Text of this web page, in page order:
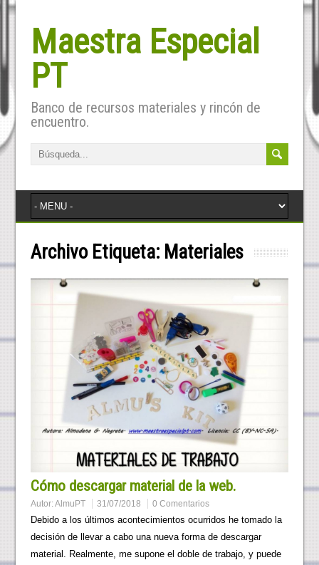
Maestra Especial
PT
Banco de recursos materiales y rincón de
encuentro.
Archivo Etiqueta: Materiales
Cómo descargar material de la web.
Autor:AlmuPT 31/07/2018 0 Comentarios
Debido a los últimos acontecimientos ocurridos he tomado la
decisión de llevar a cabo una nueva forma de descargar
material. Realmente, me supone el doble de trabajo, y puede